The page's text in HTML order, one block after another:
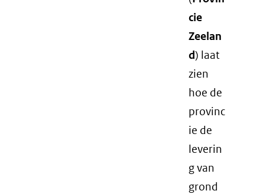
cie
Zeelan
d) laat
zien
hoe de
provinc
ie de
leverin
g van
grond